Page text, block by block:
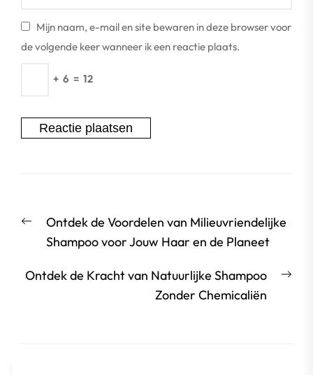
Mijn naam, e-mail en site bewaren in deze browser voor
de volgende keer wanneer ik een reactie plaats.
+ 6 = 12
Vorige
bericht:
Ontdek de Voordelen van Milieuvriendelijke
Shampoo voor Jouw Haar en de Planeet
Ontdek de Kracht van Natuurlijke Shampoo
Zonder Chemicaliën